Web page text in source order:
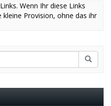
Wenn Ihr diese Links
Provision, ohne das ihr